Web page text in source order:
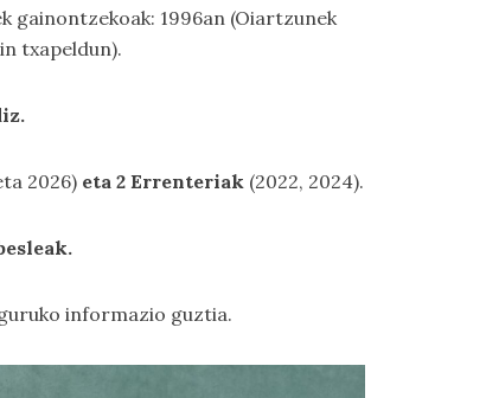
gainontzekoak: 1996an (Oiartzunek
txapeldun).
2026) eta 2 Errenteriak (2022, 2024).
informazio guztia.